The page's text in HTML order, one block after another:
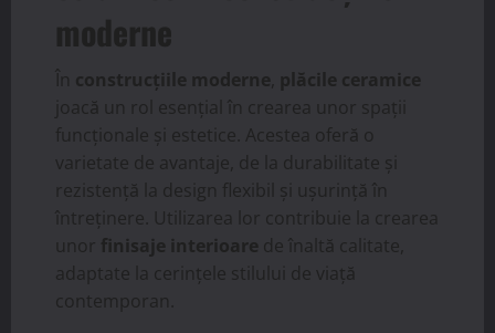
moderne
În construcțiile moderne plăcile ceramice
joacă un rol esențial în crearea unor spații
funcționale și estetice. Acestea oferă o
varietate de avantaje, de la durabilitate și
rezistență la design flexibil și ușurință în
întreținere. Utilizarea lor contribuie la crearea
unor finisaje interioare de înaltă calitate,
adaptate la cerințele stilului de viață
contemporan.